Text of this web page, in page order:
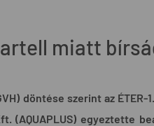
miatt
döntése szerint az
(AQUAPLUS) egyeztette